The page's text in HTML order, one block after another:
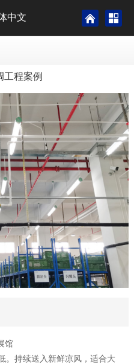
中文
工程案例
馆
。持续送入新鲜凉风，适合大